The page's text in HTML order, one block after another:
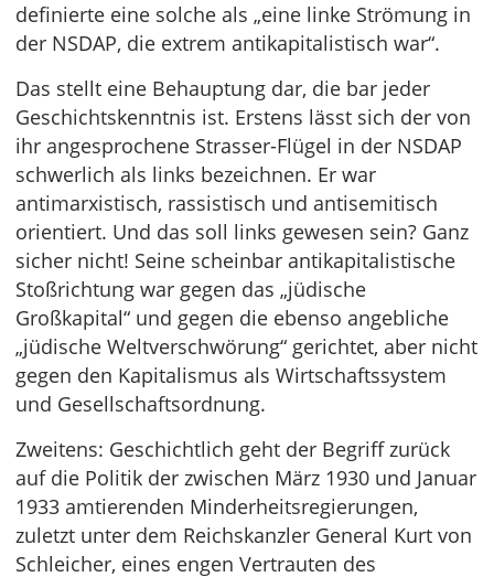
definierte eine solche als „eine linke Strömung in
der NSDAP, die extrem antikapitalistisch war“.
Das stellt eine Behauptung dar, die bar jeder
Geschichtskenntnis ist. Erstens lässt sich der von
ihr angesprochene Strasser-Flügel in der NSDAP
schwerlich als links bezeichnen. Er war
antimarxistisch, rassistisch und antisemitisch
orientiert. Und das soll links gewesen sein? Ganz
sicher nicht! Seine scheinbar antikapitalistische
Stoßrichtung war gegen das „jüdische
Großkapital“ und gegen die ebenso angebliche
„jüdische Weltverschwörung“ gerichtet, aber nicht
gegen den Kapitalismus als Wirtschaftssystem
und Gesellschaftsordnung.
Zweitens: Geschichtlich geht der Begriff zurück
auf die Politik der zwischen März 1930 und Januar
1933 amtierenden Minderheitsregierungen,
zuletzt unter dem Reichskanzler General Kurt von
Schleicher, eines engen Vertrauten des